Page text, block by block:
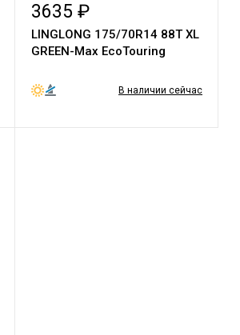
3635 ₽
LINGLONG 175/70R14 88T XL
GREEN-Max EcoTouring
В наличии сейчас